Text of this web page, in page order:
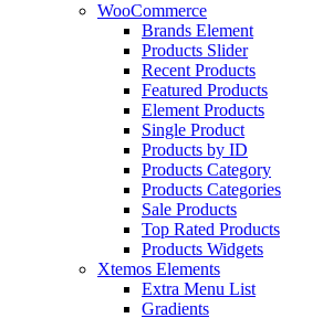
WooCommerce
Brands Element
Products Slider
Recent Products
Featured Products
Element Products
Single Product
Products by ID
Products Category
Products Categories
Sale Products
Top Rated Products
Products Widgets
Xtemos Elements
Extra Menu List
Gradients